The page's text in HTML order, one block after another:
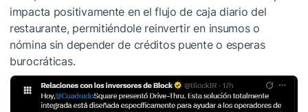
impacta positivamente en el flujo de caja diario del
restaurante, permitiéndole reinvertir en insumos o
nómina sin depender de créditos puente o esperas
burocráticas.